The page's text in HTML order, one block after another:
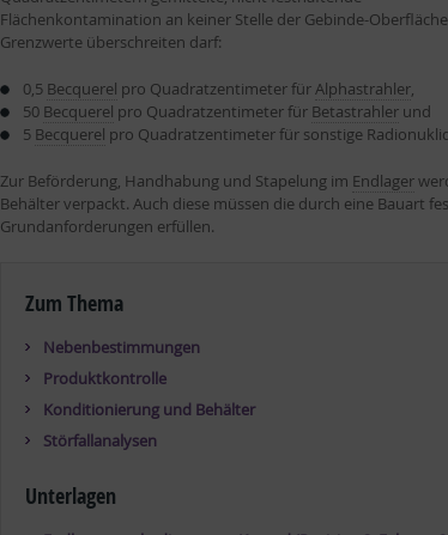
Flächenkontamination an keiner Stelle der Gebinde-
Grenzwerte überschreiten darf:
0,5 Becquerel pro Quadratzentimeter fürAlphastrahler,
50 Becquerel pro Quadratzentimeter für Betastrahler und
5 Becquerel pro Quadratzentimeter für sonstige
Zur Beförderung, Handhabung und Stapelung im Endlager
Behälter verpackt. Auch diese müssen die durch eine Bauart
Grundanforderungen erfüllen.
Zum Thema
Nebenbestimmungen
Produktkontrolle
Konditionierung und Behälter
Störfallanalysen
Unterlagen